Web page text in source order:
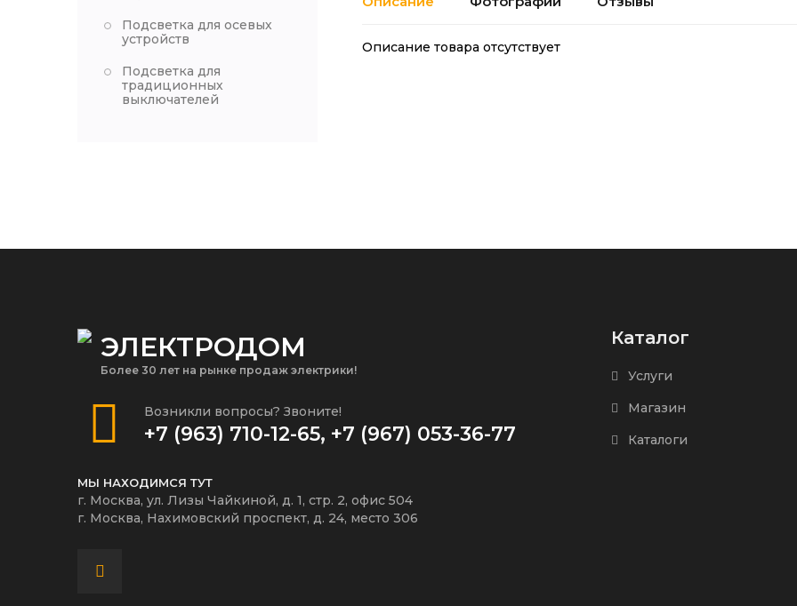
Описание товара отсутствует
Подсветка для осевых
устройств
Подсветка для
традиционных
выключателей
ЭЛЕКТРОДОМ
Более 30 лет на рынке продаж электрики!
Возникли вопросы? Звоните!
+7 (963) 710-12-65, +7 (967) 053-36-77
МЫ НАХОДИМСЯ ТУТ
г. Москва, ул. Лизы Чайкиной, д. 1, стр. 2, офис 504
г. Москва, Нахимовский проспект, д. 24, место 306
Каталог
Услуги
Магазин
Каталоги